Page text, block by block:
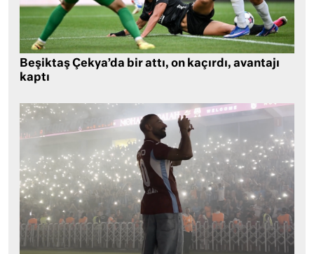
Beşiktaş Çekya’da bir attı, on kaçırdı, avantajı
kaptı